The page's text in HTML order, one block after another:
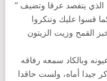
الذي يتفصد عرقا وتضيف ”
قسوا عليك وتنكروا
القمح وزيت الزيتون
وبالكاد سمعه رفاقه
جيدا أماه، ولست حاقدا